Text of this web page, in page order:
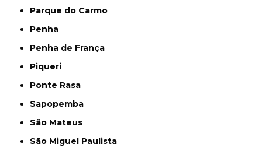
Parque do Carmo
Penha
Penha de França
Piqueri
Ponte Rasa
Sapopemba
São Mateus
São Miguel Paulista